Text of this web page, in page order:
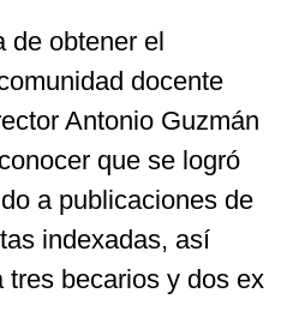
de obtener el
docente
Antonio Guzmán
que se logró
a publicaciones de
indexadas, así
tres becarios y dos ex